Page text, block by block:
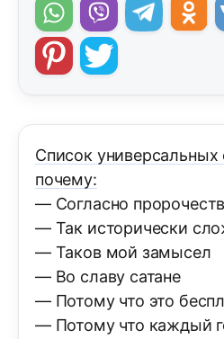
Список
почему:
— Согласно
— Так исторически
— Таков мой замысел
— Во славу сатане
— Потому что это
— Потому что каждый